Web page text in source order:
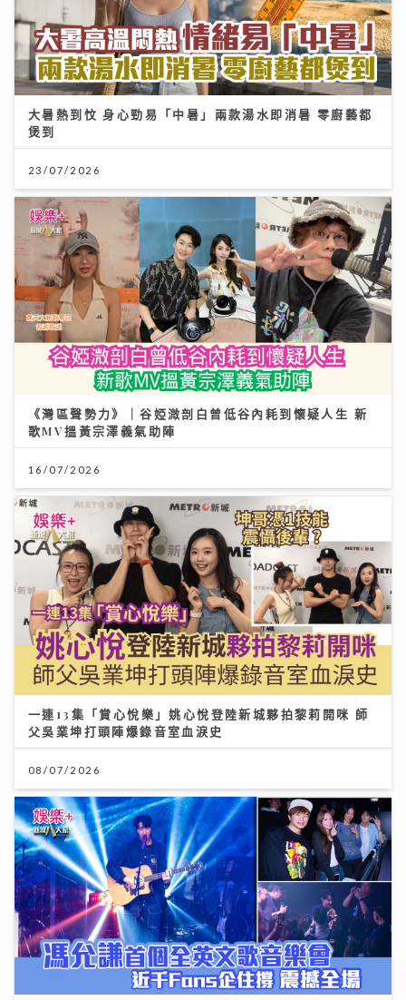
大暑熱到忟 身心勁易「中暑」兩款湯水即消暑 零廚藝都
煲到
23/07/2026
《灣區聲勢力》｜谷婭溦剖白曾低谷內耗到懷疑人生 新
歌MV搵黃宗澤義氣助陣
16/07/2026
一連13集「賞心悅樂」姚心悅登陸新城夥拍黎莉開咪 師
父吳業坤打頭陣爆錄音室血淚史
08/07/2026